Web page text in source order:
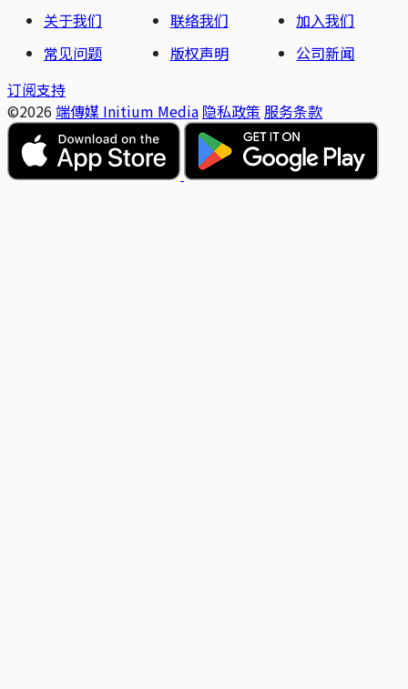
关于我们
联络我们
加入我们
常见问题
版权声明
公司新闻
订阅支持
©2026 端傳媒 Initium Media 隐私政策 服务条款